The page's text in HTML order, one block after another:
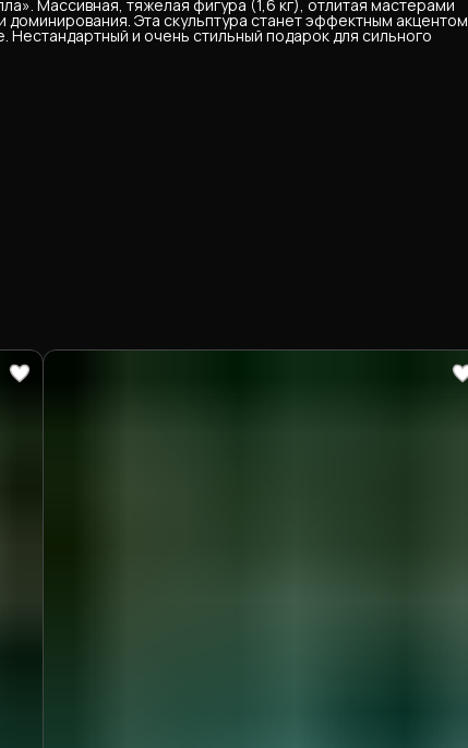
Массивная, тяжелая фигура (1,6 кг), отлитая мастерами
Эта скульптура станет эффектным акцентом
и очень стильный подарок для сильного